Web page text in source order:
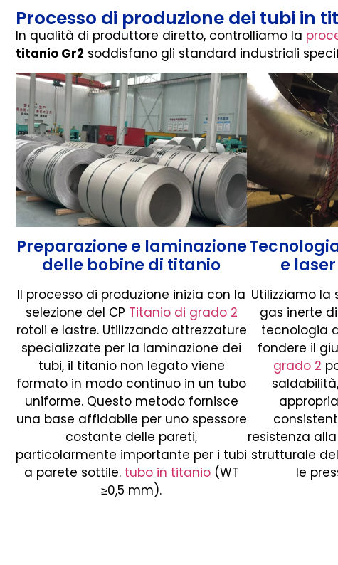
Processo di produzione dei tubi in
In qualità di produttore diretto, controlliamo la
titanio Gr2 soddisfano gli standard industriali
Preparazione e laminazione
delle bobine di titanio
Il processo di produzione inizia con la
selezione del CP Titanio di grado 2
rotoli e lastre. Utilizzando attrezzature
specializzate per la laminazione dei
tubi, il titanio non legato viene
formato in modo continuo in un tubo
uniforme. Questo metodo fornisce
una base affidabile per uno spessore
costante delle pareti,
particolarmente importante per i tubi
a parete sottile. tubo in titanio(WT
≥0,5 mm).
e
Utilizziamo
gas inerte
tecnologia
fondere il
grado 2
resistenza
strutturale
le